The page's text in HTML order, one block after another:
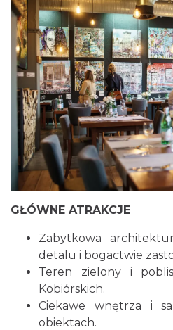
GŁÓWNE ATRAKCJE
Zabytkowa
detalu i bogactwie
Teren zielony i
Kobiórskich.
Ciekawe wnętrza i
obiektach.